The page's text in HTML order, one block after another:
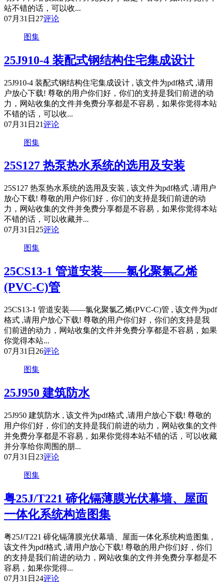
站不错的话，可以收...
07月31日 27评论
图集
25J910-4 装配式钢结构住宅集成设计
25J910-4 装配式钢结构住宅集成设计 , 该文件为pdf格式 ,请用
户放心下载! 尊敬的用户你们好，你们的支持是我们前进的动
力，网站收集的文件并免费分享都是不容易，如果你觉得本站
不错的话，可以收...
07月31日 21评论
图集
25S127 热泵热水系统的选用及安装
25S127 热泵热水系统的选用及安装 , 该文件为pdf格式 ,请用户
放心下载! 尊敬的用户你们好，你们的支持是我们前进的动
力，网站收集的文件并免费分享都是不容易，如果你觉得本站
不错的话，可以收藏并...
07月31日 25评论
图集
25CS13-1 管道安装——氯化聚氯乙烯
(PVC-C)管
25CS13-1 管道安装——氯化聚氯乙烯(PVC-C)管 , 该文件为pdf
格式 ,请用户放心下载! 尊敬的用户你们好，你们的支持是我
们前进的动力，网站收集的文件并免费分享都是不容易，如果
你觉得本站...
07月31日 26评论
图集
25J950 建筑防水
25J950 建筑防水 , 该文件为pdf格式 ,请用户放心下载! 尊敬的
用户你们好，你们的支持是我们前进的动力，网站收集的文件
并免费分享都是不容易，如果你觉得本站不错的话，可以收藏
并分享给你周围的朋...
07月31日 23评论
图集
粤25J/T221 碲化镉薄膜光伏幕墙、屋面
一体化系统构造图集
粤25J/T221 碲化镉薄膜光伏幕墙、屋面一体化系统构造图集 ,
该文件为pdf格式 ,请用户放心下载! 尊敬的用户你们好，你们
的支持是我们前进的动力，网站收集的文件并免费分享都是不
容易，如果你觉得...
07月31日 24评论